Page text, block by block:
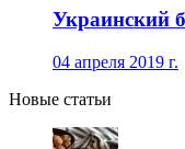
Украинский
04 апреля 2019 г.
Новые статьи